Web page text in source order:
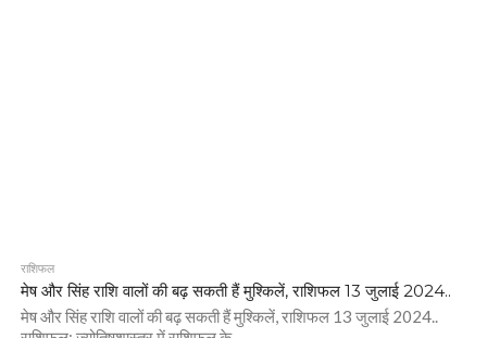
राशिफल
मेष और सिंह राशि वालों की बढ़ सकती हैं मुश्किलें, राशिफल 13 जुलाई 2024..
मेष और सिंह राशि वालों की बढ़ सकती हैं मुश्किलें, राशिफल 13 जुलाई 2024..